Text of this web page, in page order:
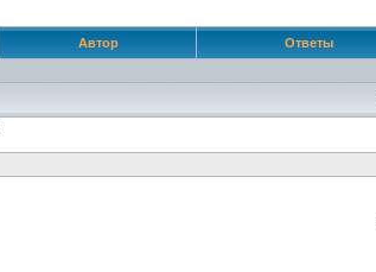
Автор Ответы